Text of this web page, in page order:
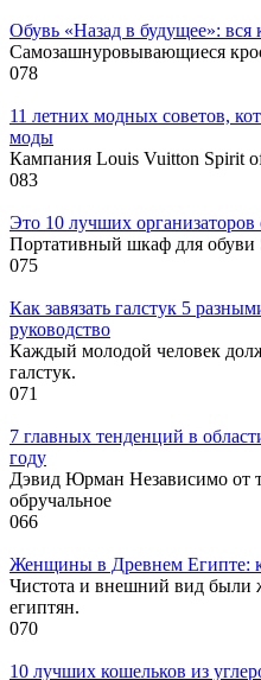
Обувь «Назад в будущее»: вся
Самозашнуровывающиеся
078
11 летних модных советов,
моды
Кампания Louis Vuitton Spirit
083
Это 10 лучших организаторов
Портативный шкаф для обуви
075
Как завязать галстук 5
руководство
Каждый молодой человек
галстук.
071
7 главных тенденций в
году
Дэвид Юрман Независимо от
обручальное
066
Женщины в Древнем Египте:
Чистота и внешний вид были
египтян.
070
10 лучших кошельков из